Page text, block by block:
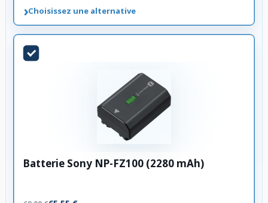
›Choisissez une alternative
Batterie Sony NP-FZ100 (2280 mAh)